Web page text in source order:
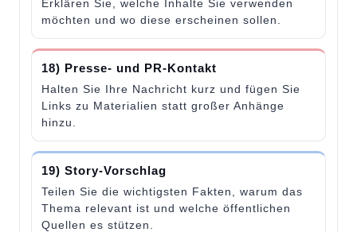
Erklären Sie, welche Inhalte Sie verwenden
möchten und wo diese erscheinen sollen.
18) Presse- und PR-Kontakt
Halten Sie Ihre Nachricht kurz und fügen Sie
Links zu Materialien statt großer Anhänge
hinzu.
19) Story-Vorschlag
Teilen Sie die wichtigsten Fakten, warum das
Thema relevant ist und welche öffentlichen
Quellen es stützen.